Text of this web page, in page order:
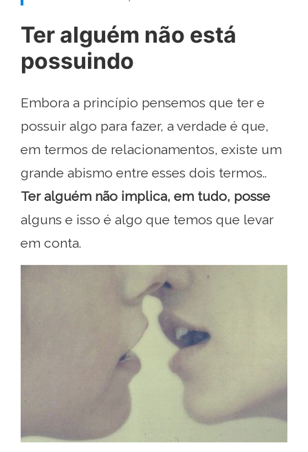
Ter alguém não está
possuindo
Embora a princípio pensemos que ter e
possuir algo para fazer, a verdade é que,
em termos de relacionamentos, existe um
grande abismo entre esses dois termos..
Ter alguém não implica, em tudo, posse
alguns e isso é algo que temos que levar
em conta.